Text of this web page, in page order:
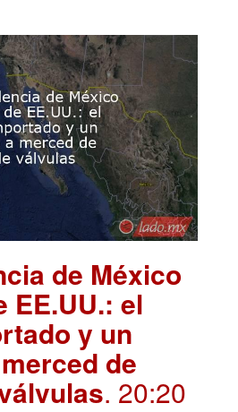
de México
EE.UU.: el
y un
de
. 20:20